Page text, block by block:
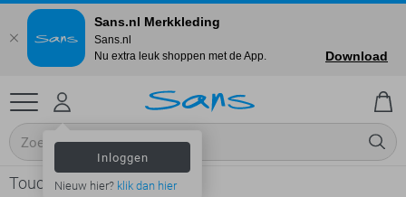
Inloggen
Nieuw hier? klik dan hier
Touch - Dames
Sans.nl Merkkleding
Sans.nl
Nu extra leuk shoppen met de App.
Download